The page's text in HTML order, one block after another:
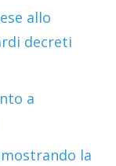
allo
decreti
a
la